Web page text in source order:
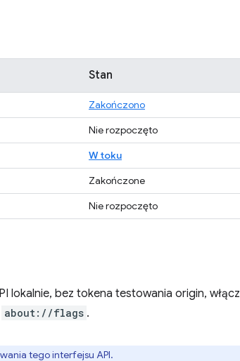
Stan
Zakończono
Nie rozpoczęto
W toku
Zakończone
Nie rozpoczęto
lokalnie, bez tokena testowania origin, włącz
about://flags .
tego interfejsu API.